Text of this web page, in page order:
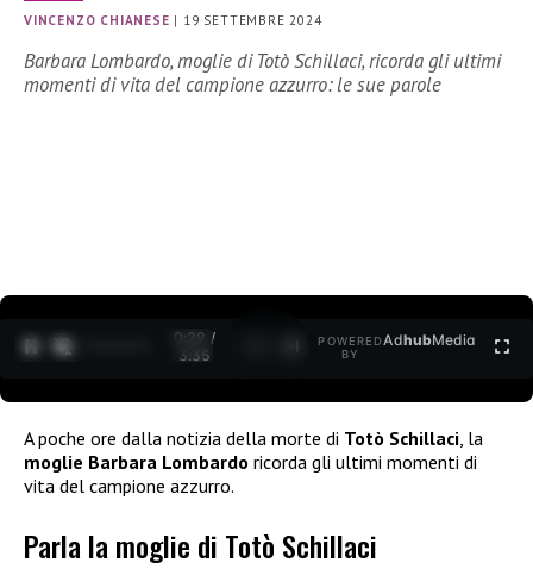
VINCENZO CHIANESE | 19 SETTEMBRE 2024
Barbara Lombardo, moglie di Totò Schillaci, ricorda gli ultimi
momenti di vita del campione azzurro: le sue parole
0:30 /
3:35
POWERED
BY
AdhubMedia
A poche ore dalla notizia della morte di Totò Schillaci , la
moglie Barbara Lombardo ricorda gli ultimi momenti di
vita del campione azzurro.
Parla la moglie di Totò Schillaci